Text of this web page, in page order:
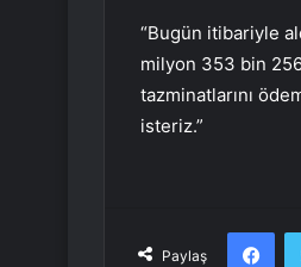
“Bugün itibariyle
milyon 353 bin 256
tazminatlarını
isteriz.”
Paylaş